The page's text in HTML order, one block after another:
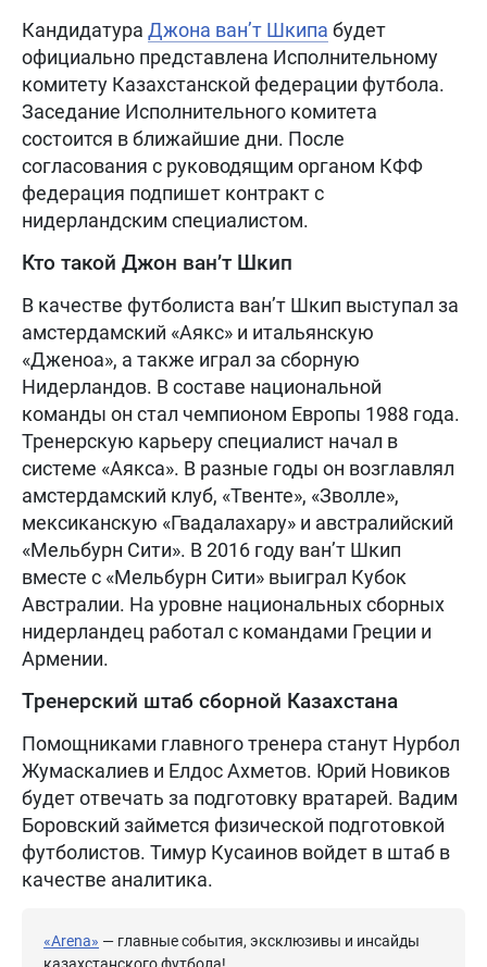
Кандидатура Джона ван’т Шкипа будет
официально представлена Исполнительному
комитету Казахстанской федерации футбола.
Заседание Исполнительного комитета
состоится в ближайшие дни. После
согласования с руководящим органом КФФ
федерация подпишет контракт с
нидерландским специалистом.
Кто такой Джон ван’т Шкип
В качестве футболиста ван’т Шкип выступал за
амстердамский «Аякс» и итальянскую
«Дженоа», а также играл за сборную
Нидерландов. В составе национальной
команды он стал чемпионом Европы 1988 года.
Тренерскую карьеру специалист начал в
системе «Аякса». В разные годы он возглавлял
амстердамский клуб, «Твенте», «Зволле»,
мексиканскую «Гвадалахару» и австралийский
«Мельбурн Сити». В 2016 году ван’т Шкип
вместе с «Мельбурн Сити» выиграл Кубок
Австралии. На уровне национальных сборных
нидерландец работал с командами Греции и
Армении.
Тренерский штаб сборной Казахстана
Помощниками главного тренера станут Нурбол
Жумаскалиев и Елдос Ахметов. Юрий Новиков
будет отвечать за подготовку вратарей. Вадим
Боровский займется физической подготовкой
футболистов. Тимур Кусаинов войдет в штаб в
качестве аналитика.
«Arena» — главные события, эксклюзивы и инсайды